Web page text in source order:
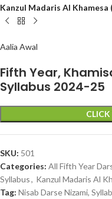
Aalia Awal
Fifth Year,
Syllabus 2024-25
SKU: 501
Categories: All Fifth Year
Syllabus,
Tag: Nisab Darse Nizami,